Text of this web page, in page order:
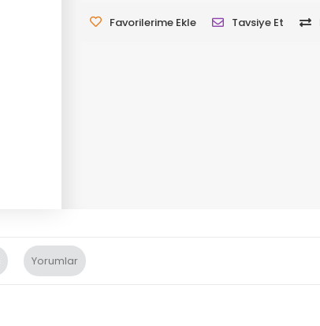
Favorilerime Ekle Tavsiye Et
Yorumlar